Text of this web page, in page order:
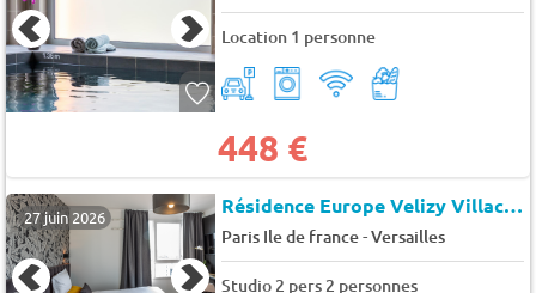
Location 1 personne
448 €
27 juin 2026 Résidence Europe Velizy Villacoublay
Paris Ile de france-Versailles
Studio 2 pers 2 personnes